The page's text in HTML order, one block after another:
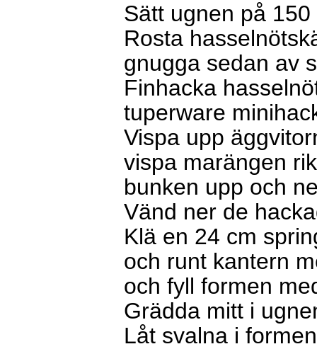
Sätt ugnen på
Rosta
gnugga sedan av
Finhacka
tuperware
Vispa upp
vispa marängen
bunken upp och
Vänd ner de
Klä en 24 cm
och runt kantern
och fyll formen
Grädda mitt i
Låt svalna i formen